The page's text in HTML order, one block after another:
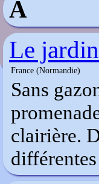
A
Le
France (Normandie)
Sans
clairière.